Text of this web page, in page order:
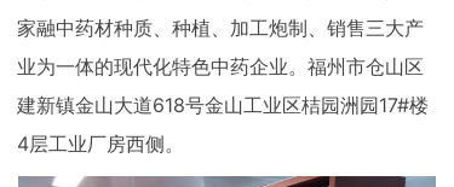
家融中药材种质、种植、加工炮制、销售三大产
业为一体的现代化特色中药企业。福州市仓山区
建新镇金山大道618号金山工业区桔园洲园17#楼
4层工业厂房西侧。